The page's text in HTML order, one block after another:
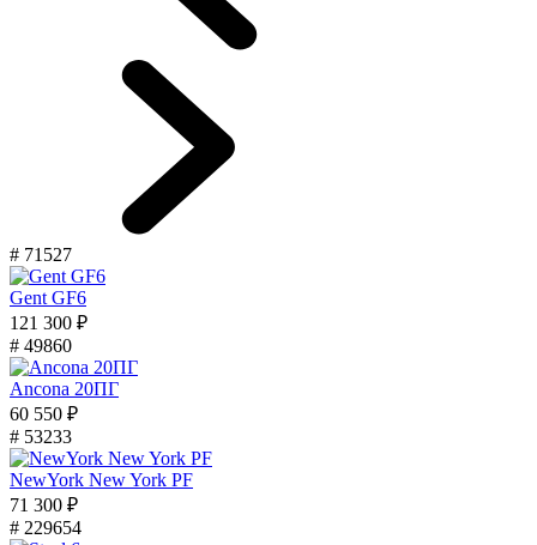
# 71527
Gent GF6
121 300 ₽
# 49860
Ancona 20ПГ
60 550 ₽
# 53233
NewYork New York PF
71 300 ₽
# 229654